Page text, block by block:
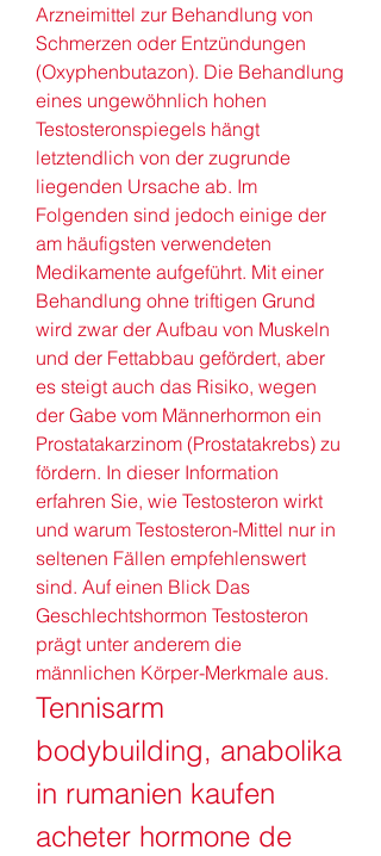
Arzneimittel zur Behandlung von
Schmerzen oder Entzündungen
(Oxyphenbutazon). Die Behandlung
eines ungewöhnlich hohen
Testosteronspiegels hängt
letztendlich von der zugrunde
liegenden Ursache ab. Im
Folgenden sind jedoch einige der
am häufigsten verwendeten
Medikamente aufgeführt. Mit einer
Behandlung ohne triftigen Grund
wird zwar der Aufbau von Muskeln
und der Fettabbau gefördert, aber
es steigt auch das Risiko, wegen
der Gabe vom Männerhormon ein
Prostatakarzinom (Prostatakrebs) zu
fördern. In dieser Information
erfahren Sie, wie Testosteron wirkt
und warum Testosteron-Mittel nur in
seltenen Fällen empfehlenswert
sind. Auf einen Blick Das
Geschlechtshormon Testosteron
prägt unter anderem die
männlichen Körper-Merkmale aus.
Tennisarm
bodybuilding, anabolika
in rumanien kaufen
acheter hormone de